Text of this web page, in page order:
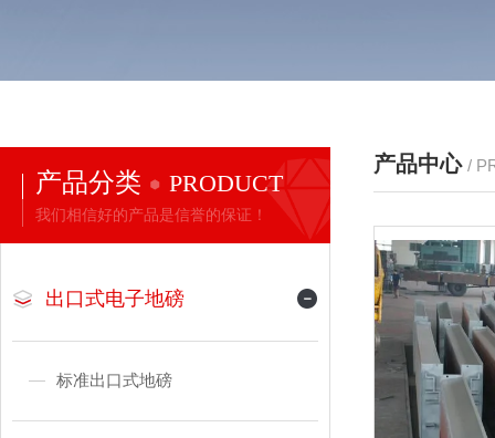
产品分类 PRODUCT
我们相信好的产品是信誉的保证！
出口式电子地磅
标准出口式地磅
产品中心 /